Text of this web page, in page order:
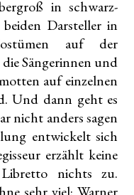
in schwarz-
Darsteller in
auf der
Sängerinnen und
auf einzelnen
Und dann geht es
nicht anders sagen
entwickelt sich
erzählt keine
nichts zu.